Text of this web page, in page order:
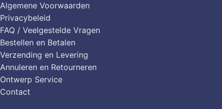
Algemene Voorwaarden
Privacybeleid
FAQ / Veelgestelde Vragen
Bestellen en Betalen
Verzending en Levering
Annuleren en Retourneren
Ontwerp Service
Contact